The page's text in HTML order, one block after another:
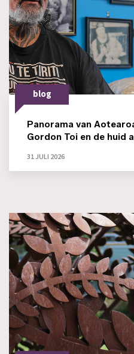
blog
Panorama van
Gordon Toi en de huid
31 JULI 2026